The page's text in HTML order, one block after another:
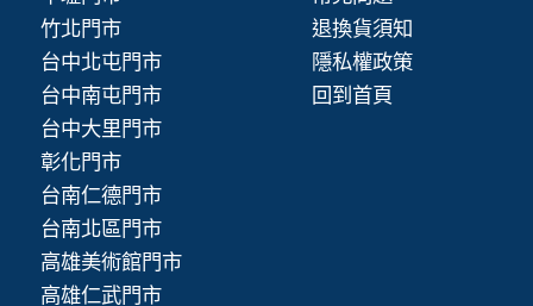
竹北門市
台中北屯門市
台中南屯門市
台中大里門市
彰化門市
台南仁德門市
台南北區門市
高雄美術館門市
高雄仁武門市
退換貨須知
隱私權政策
回到首頁